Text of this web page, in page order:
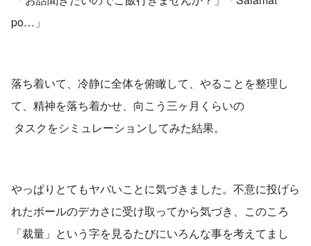
po…」
落ち着いて、冷静に全体を俯瞰して、やることを整理し
て、精神を落ち着かせ、向こう三ヶ月くらいの
タスクをシミュレーションしてみた結果。
やっぱりとてもヤバいことに気づきました。不意に投げら
れたボールのデカさに受け取ってから気づき、このころ
「裁量」という字を見るたびにいろんな事を考えてまし